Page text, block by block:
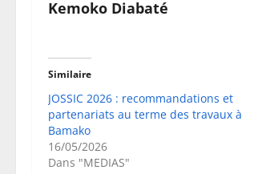
Kemoko Diabaté
Similaire
JOSSIC 2026 : recommandations et
partenariats au terme des travaux à
Bamako
16/05/2026
Dans "MEDIAS"